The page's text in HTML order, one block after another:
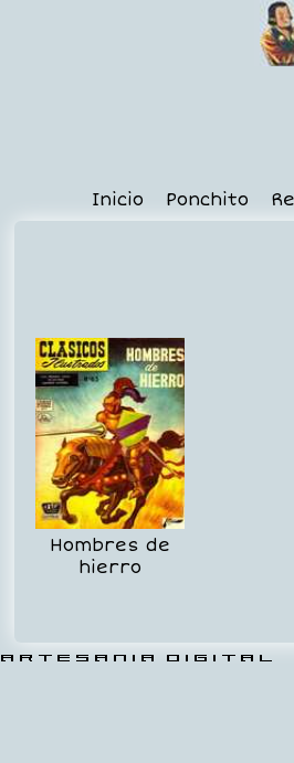
Inicio Ponchito
Hombres de
hierro